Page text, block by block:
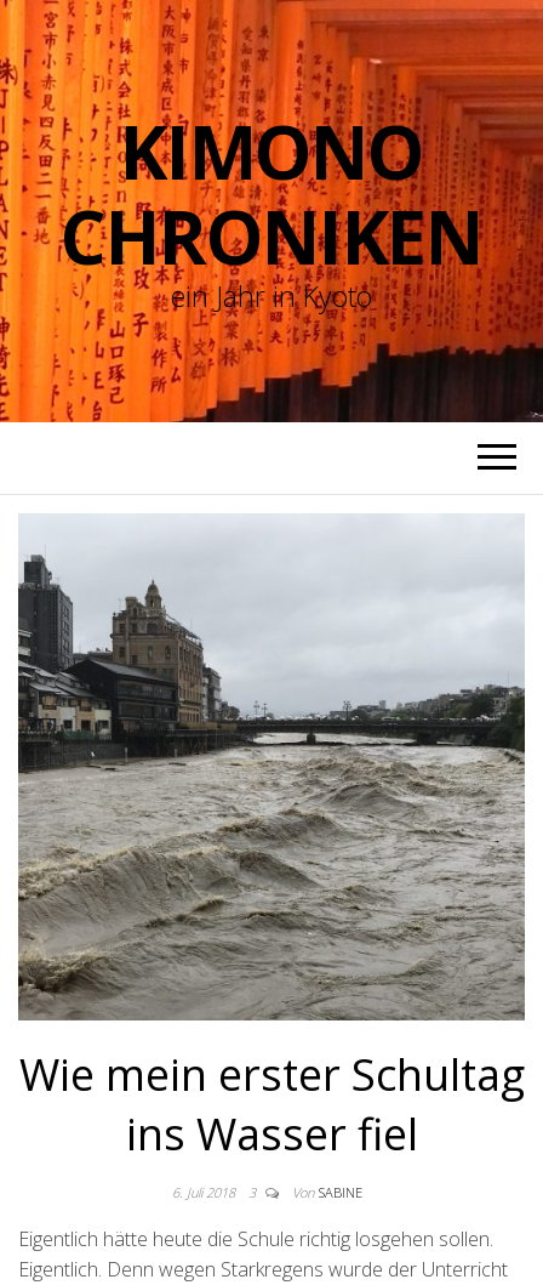
KIMONO
CHRONIKEN
ein Jahr in Kyoto
Wie mein erster Schultag
ins Wasser fiel
6. Juli 2018 3 Von SABINE
Eigentlich hätte heute die Schule richtig losgehen sollen.
Eigentlich. Denn wegen Starkregens wurde der Unterricht